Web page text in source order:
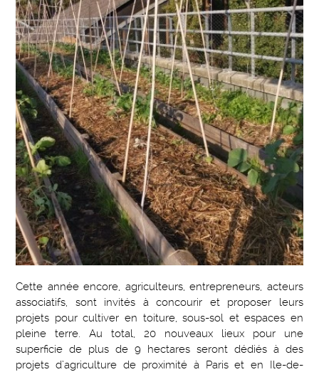
Cette année encore, agriculteurs, entrepreneurs, acteurs
associatifs, sont invités à concourir et proposer leurs
projets pour cultiver en toiture, sous-sol et espaces en
pleine terre. Au total, 20 nouveaux lieux pour une
superficie de plus de 9 hectares seront dédiés à des
projets d’agriculture de proximité à Paris et en Ile-de-